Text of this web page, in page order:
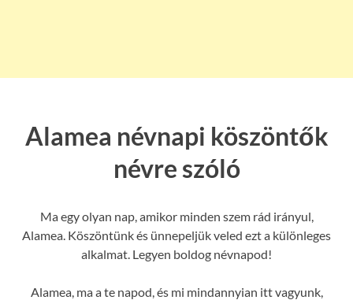
Alamea névnapi köszöntők
névre szóló
Ma egy olyan nap, amikor minden szem rád irányul,
Alamea. Köszöntünk és ünnepeljük veled ezt a különleges
alkalmat. Legyen boldog névnapod!
Alamea, ma a te napod, és mi mindannyian itt vagyunk,